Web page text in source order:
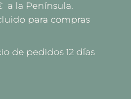
a la Península.
para compras
de pedidos 12 días